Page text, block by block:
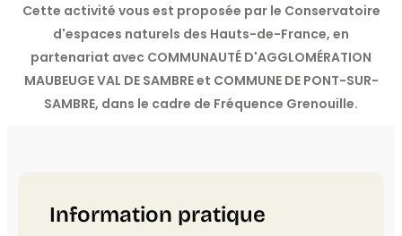
Cette activité vous est proposée par le Conservatoire
d'espaces naturels des Hauts-de-France, en
partenariat avec COMMUNAUTÉ D'AGGLOMÉRATION
MAUBEUGE VAL DE SAMBRE et COMMUNE DE PONT-SUR-
SAMBRE, dans le cadre de Fréquence Grenouille.
Information pratique